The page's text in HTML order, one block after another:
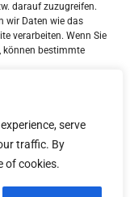
serve
traffic. By
of cookies.
darauf zuzugreifen.
wir Daten wie das
verarbeiten. Wenn Sie
können bestimmte